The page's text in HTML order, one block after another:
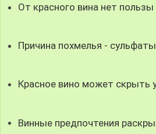
От красного вина нет
Причина похмелья -
Красное вино может скрыть
Винные предпочтения